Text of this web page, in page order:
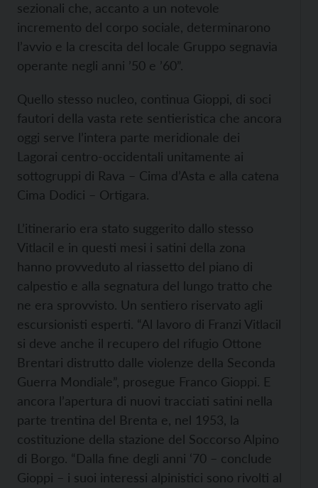
sezionali che, accanto a un notevole
incremento del corpo sociale, determinarono
l’avvio e la crescita del locale Gruppo segnavia
operante negli anni ’50 e ’60”.
Quello stesso nucleo, continua Gioppi, di soci
fautori della vasta rete sentieristica che ancora
oggi serve l’intera parte meridionale dei
Lagorai centro-occidentali unitamente ai
sottogruppi di Rava – Cima d’Asta e alla catena
Cima Dodici – Ortigara.
L’itinerario era stato suggerito dallo stesso
Vitlacil e in questi mesi i satini della zona
hanno provveduto al riassetto del piano di
calpestio e alla segnatura del lungo tratto che
ne era sprovvisto. Un sentiero riservato agli
escursionisti esperti. “Al lavoro di Franzi Vitlacil
si deve anche il recupero del rifugio Ottone
Brentari distrutto dalle violenze della Seconda
Guerra Mondiale”, prosegue Franco Gioppi. E
ancora l’apertura di nuovi tracciati satini nella
parte trentina del Brenta e, nel 1953, la
costituzione della stazione del Soccorso Alpino
di Borgo. “Dalla fine degli anni ‘70 – conclude
Gioppi – i suoi interessi alpinistici sono rivolti al